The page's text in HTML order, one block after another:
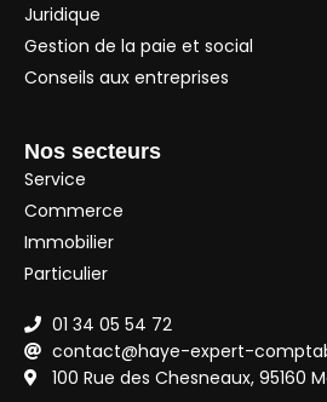
Juridique
Gestion de la paie et social
Conseils aux entreprises
Nos secteurs
Service
Commerce
Immobilier
Particulier
01 34 05 54 72
contact@haye-expert-
100 Rue des Chesneaux, 95160